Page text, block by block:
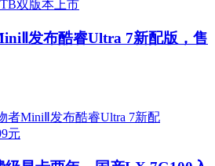
发布酷睿Ultra 7新配版，售